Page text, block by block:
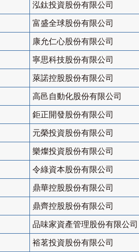
泓鈦投資股份有限公司
富盛全球股份有限公司
康允仁心股份有限公司
寧思科技股份有限公司
萊諾控股股份有限公司
高邑自動化股份有限公司
鉅正開發股份有限公司
元榮投資股份有限公司
樂燦投資股份有限公司
令綠資本股份有限公司
鼎華控股股份有限公司
鼎齊控股股份有限公司
品味家資產管理股份有限公司
裕茗投資股份有限公司